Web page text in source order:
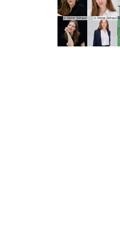
© Irene Schaur © Irene Schaur